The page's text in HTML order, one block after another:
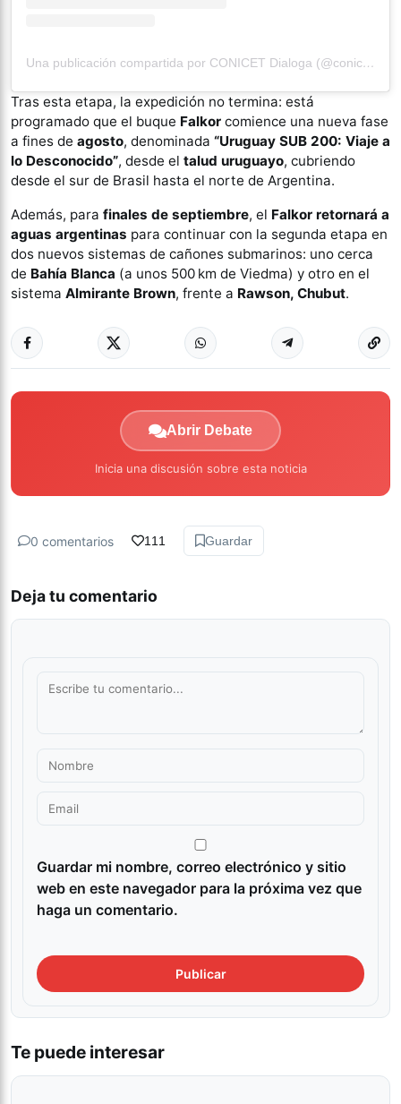
Una publicación compartida por CONICET Dialoga (@conicetdialoga)
Tras esta etapa, la expedición no termina: está
programado que el buque Falkor comience una nueva fase
a fines de agosto, denominada “Uruguay SUB 200: Viaje a
lo Desconocido”, desde el talud uruguayo, cubriendo
desde el sur de Brasil hasta el norte de Argentina.
Además, para finales de septiembre, el Falkor retornará a
aguas argentinas para continuar con la segunda etapa en
dos nuevos sistemas de cañones submarinos: uno cerca
de Bahía Blanca (a unos 500 km de Viedma) y otro en el
sistema Almirante Brown, frente a Rawson, Chubut.
Abrir Debate
Inicia una discusión sobre esta noticia
0 comentarios 111 Guardar
Deja tu comentario
Guardar mi nombre, correo electrónico y sitio
web en este navegador para la próxima vez que
haga un comentario.
Te puede interesar